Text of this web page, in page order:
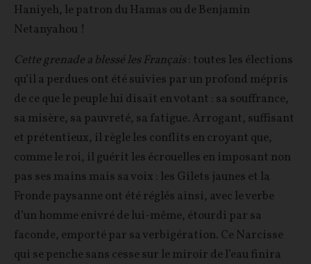
Haniyeh, le patron du Hamas ou de Benjamin
Netanyahou !
Cette grenade a blessé les Français: toutes les élections
qu’il a perdues ont été suivies par un profond mépris
de ce que le peuple lui disait en votant : sa souffrance,
sa misère, sa pauvreté, sa fatigue. Arrogant, suffisant
et prétentieux, il règle les conflits en croyant que,
comme le roi, il guérit les écrouelles en imposant non
pas ses mains mais sa voix : les Gilets jaunes et la
Fronde paysanne ont été réglés ainsi, avec le verbe
d’un homme enivré de lui-même, étourdi par sa
faconde, emporté par sa verbigération. Ce Narcisse
qui se penche sans cesse sur le miroir de l’eau finira